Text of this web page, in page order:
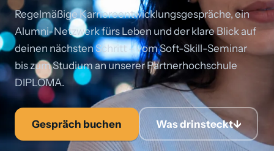
Regelmäßige Karriereentwicklungsgespräche, ein
Alumni-Netzwerk fürs Leben und der klare Blick auf
deinen nächsten Schritt – vom Soft-Skill-Seminar
bis zum Studium an unserer Partnerhochschule
DIPLOMA.
Gespräch buchen Was drinsteckt↓